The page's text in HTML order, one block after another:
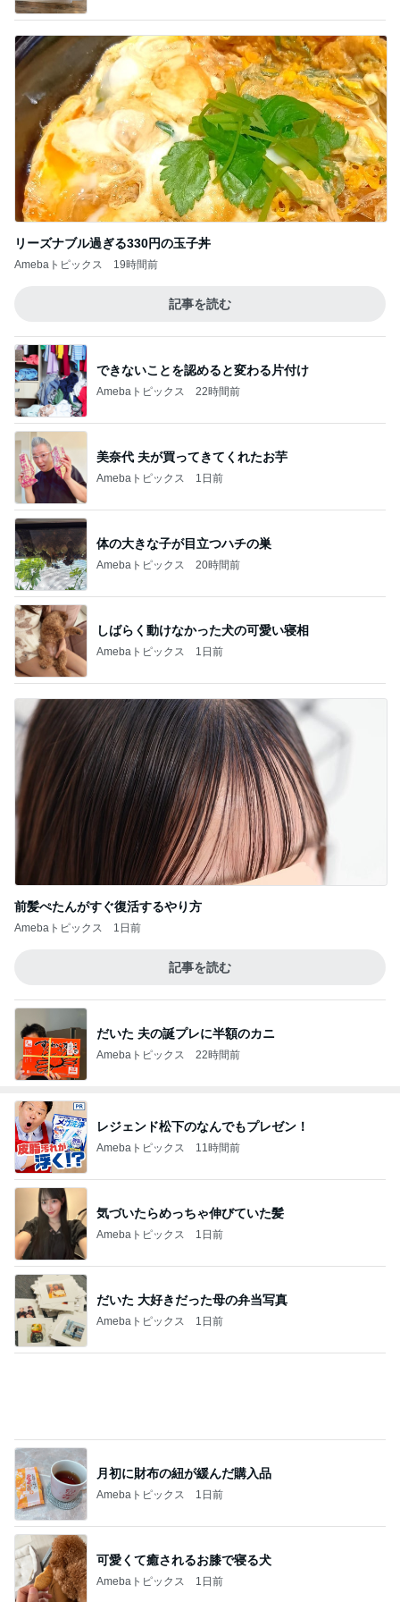
リーズナブル過ぎる330円の玉子丼
Amebaトピックス 19時間前
記事を読む
できないことを認めると変わる片付け
Amebaトピックス 22時間前
美奈代 夫が買ってきてくれたお芋
Amebaトピックス 1日前
体の大きな子が目立つハチの巣
Amebaトピックス 20時間前
しばらく動けなかった犬の可愛い寝相
Amebaトピックス 1日前
前髪ぺたんがすぐ復活するやり方
Amebaトピックス 1日前
記事を読む
だいた 夫の誕プレに半額のカニ
Amebaトピックス 22時間前
レジェンド松下のなんでもプレゼン！
Amebaトピックス 11時間前
気づいたらめっちゃ伸びていた髪
Amebaトピックス 1日前
だいた 大好きだった母の弁当写真
Amebaトピックス 1日前
月初に財布の紐が緩んだ購入品
Amebaトピックス 1日前
可愛くて癒されるお膝で寝る犬
Amebaトピックス 1日前